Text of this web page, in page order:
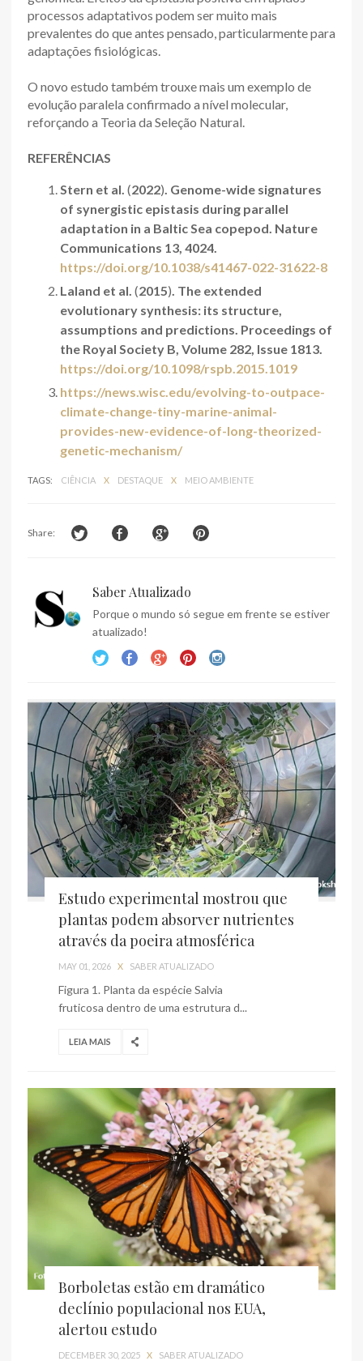
processos adaptativos podem ser muito mais
prevalentes do que antes pensado, particularmente para
adaptações fisiológicas.
O novo estudo também trouxe mais um exemplo de
evolução paralela confirmado a nível molecular,
reforçando a Teoria da Seleção Natural.
REFERÊNCIAS
Stern et al. (2022). Genome-wide signatures
of synergistic epistasis during parallel
adaptation in a Baltic Sea copepod. Nature
Communications 13, 4024.
https://doi.org/10.1038/s41467-022-31622-8
Laland et al. (2015). The extended
evolutionary synthesis: its structure,
assumptions and predictions. Proceedings of
the Royal Society B, Volume 282, Issue 1813.
https://doi.org/10.1098/rspb.2015.1019
https://news.wisc.edu/evolving-to-outpace-
climate-change-tiny-marine-animal-
provides-new-evidence-of-long-theorized-
genetic-mechanism/
TAGS: CIÊNCIA X DESTAQUE X MEIO AMBIENTE
Share:
Saber Atualizado
Porque o mundo só segue em frente se estiver
atualizado!
Estudo experimental mostrou que
plantas podem absorver nutrientes
através da poeira atmosférica
MAY 01, 2026 X SABER ATUALIZADO
Figura 1. Planta da espécie Salvia
fruticosa dentro de uma estrutura d...
LEIA MAIS
Borboletas estão em dramático
declínio populacional nos EUA,
alertou estudo
DECEMBER 30, 2025 X SABER ATUALIZADO